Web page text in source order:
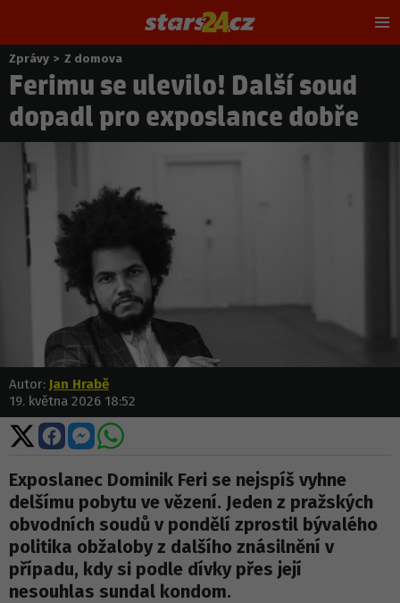
Nacházíte
se
zde:
Zprávy > Z domova
Ferimu se ulevilo! Další soud
dopadl pro exposlance dobře
Autor: Jan Hrabě
19. května 2026 18:52
Sdílet
na
X
Sdílet
na
Facebooku
Sdílet
na
Messengeru
Sdílet
WhatsApp
Exposlanec Dominik Feri se nejspíš vyhne
delšímu pobytu ve vězení. Jeden z pražských
obvodních soudů v pondělí zprostil bývalého
politika obžaloby z dalšího znásilnění v
případu, kdy si podle dívky přes její
nesouhlas sundal kondom.